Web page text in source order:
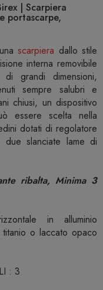
| Scarpiera
portascarpe,
scarpiera dallo stile
interna removibile
grandi dimensioni,
sempre salubri e
chiusi, un dispositivo
essere scelta nella
dotati di regolatore
due slanciate lame di
ribalta, Minima 3
in alluminio
o laccato opaco
: 3